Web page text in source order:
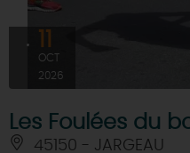
OCT
2026
Les Foulées du
45150 - JARGEAU